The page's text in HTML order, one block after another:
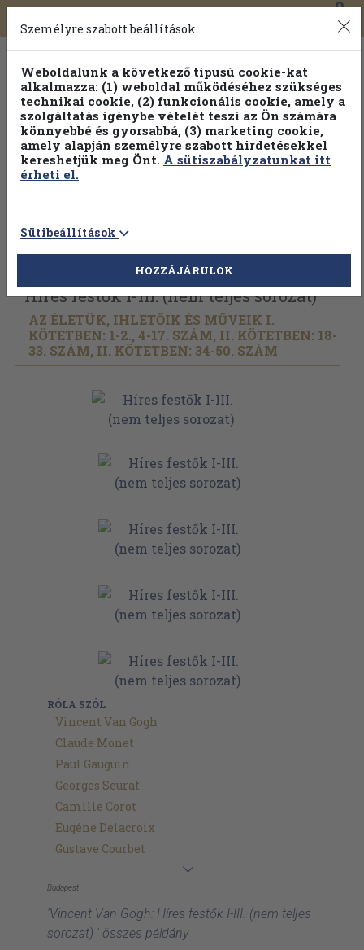
Toggle
navigation
0
Vissza az előző oldalra Válasszon példányt
Híres festők I-III. (nem teljes sorozat)
AZ ÉLETÜK, IHLETŐIK ÉS MŰVEIK I.
KÖTETBEN: 1-2., 4-17. SZÁM, II. KÖTETBEN: 18-
33. SZÁM, II. KÖTETBEN: 34-50. SZÁM
RÓLA SZÓL
Vincent Van Gogh
Claude Monet
Paul Gauguin
Georges Seurat
Camille Corot
Eugéne Delacroix
Gustave Courbet
Budapest
'Vincent Van Gogh: Híres festők I-III. (nem teljes
sorozat) ' összes példány
Személyre szabott beállítások
Weboldalunk a következő típusú cookie-kat
alkalmazza: (1) weboldal működéséhez szükséges
technikai cookie, (2) funkcionális cookie, amely a
szolgáltatás igénybe vételét teszi az Ön számára
könnyebbé és gyorsabbá, (3) marketing cookie,
amely alapján személyre szabott hirdetésekkel
kereshetjük meg Önt. A sütiszabályzatunkat itt
érheti el.
Sütibeállítások
HOZZÁJÁRULOK